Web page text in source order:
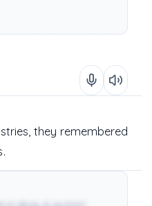
they remembered